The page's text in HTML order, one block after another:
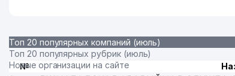
Топ 20 популярных компаний (июль)
Топ 20 популярных рубрик (июль)
Новые организации на сайте
№